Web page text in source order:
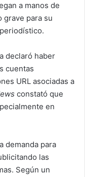
a manos de
grave para su
periodístico.
declaró haber
cuentas
URL asociadas a
constató que
en
demanda para
las
Según un